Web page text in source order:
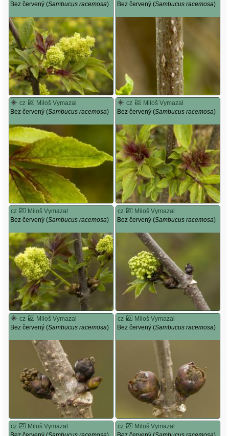
Bez červený (Sambucus racemosa)
Bez červený (Sambucus racemosa)
cz
Miloš Vymazal
Bez červený (Sambucus racemosa)
cz
Miloš Vymazal
Bez červený (Sambucus racemosa)
cz
Miloš Vymazal
Bez červený (Sambucus racemosa)
cz
Miloš Vymazal
Bez červený (Sambucus racemosa)
cz
Miloš Vymazal
Bez červený (Sambucus racemosa)
cz
Miloš Vymazal
Bez červený (Sambucus racemosa)
cz
Miloš Vymazal
cz
Miloš Vymazal